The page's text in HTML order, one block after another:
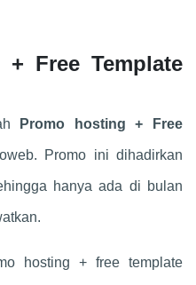
Free Template
Promo hosting + Free
Promo ini dihadirkan
hanya ada di bulan
hosting + free template